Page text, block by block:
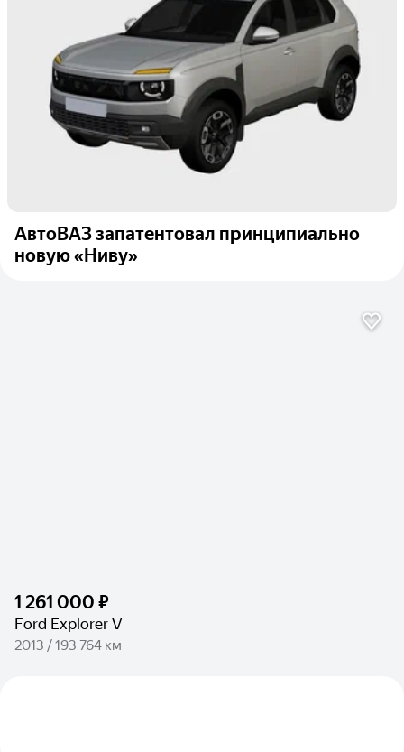
АвтоВАЗ запатентовал принципиально
новую «Ниву»
1 261 000 ₽
Ford Explorer V
2013 / 193 764 км